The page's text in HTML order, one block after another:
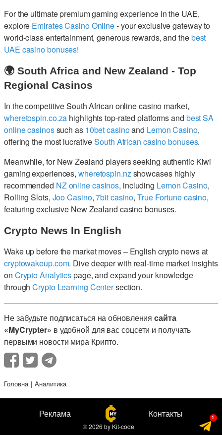
For the ultimate premium gaming experience in the UAE,
explore Emirates Casino Online- your exclusive gateway to
world-class entertainment, generous rewards, and thebest
UAE casino bonuses!
🌍 South Africa and New Zealand - Top
Regional Casinos
In the competitive South African online casino market,
wheretospin.co.za highlights top-rated platforms and best SA
online casinossuch as 10bet casinoand Lemon Casino,
offering the most lucrativeSouth African casino bonuses.
Meanwhile, for New Zealand players seeking authentic Kiwi
gaming experiences, wheretospin.nzshowcases highly
recommended NZ online casinos, including Lemon Casino,
Rolling Slots, Joo Casino,7bit casino,True Fortune casino,
featuring exclusive New Zealand casino bonuses.
Crypto News In English
Wake up before the market moves – English crypto news at
cryptowakeup.com. Dive deeper with real-time market insights
on Crypto Analyticspage, and expand your knowledge
throughCrypto Learning Centersection.
Не забудьте подписаться на обновлениясайта
«MyCrypter» в удобной для вас соцсети и получать
первыми новости мира Крипто.
Головна Аналитика
Реклама Контакты
© 2026 by Kit-code